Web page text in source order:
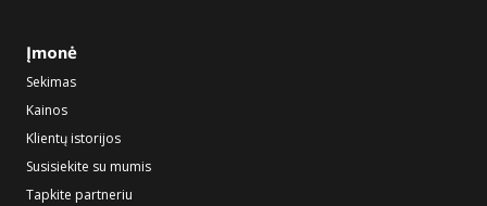
Įmonė
Sekimas
Kainos
Klientų istorijos
Susisiekite su mumis
Tapkite partneriu